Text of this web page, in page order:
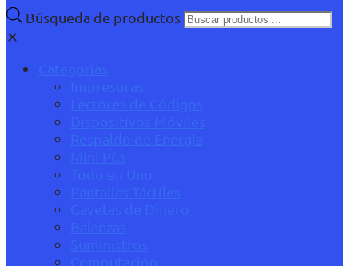
Búsqueda de productos
✕
Categorías
Impresoras
Lectores de Códigos
Dispositivos Móviles
Respaldo de Energía
Mini PCs
Todo en Uno
Pantallas Táctiles
Gavetas de Dinero
Balanzas
Suministros
Computación